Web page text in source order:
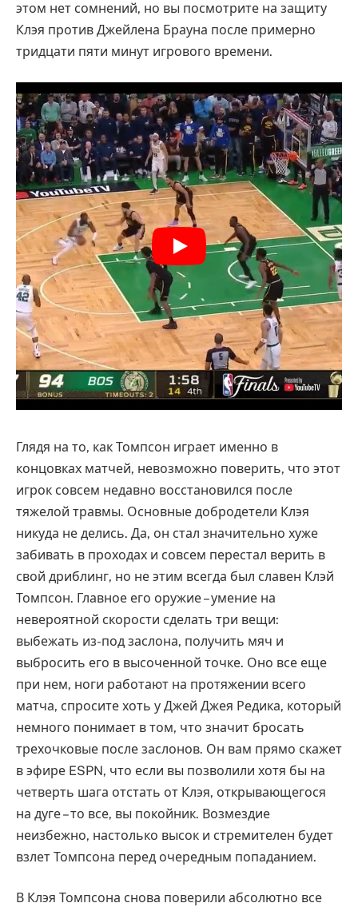
этом нет сомнений, но вы посмотрите на защиту
Клэя против Джейлена Брауна после примерно
тридцати пяти минут игрового времени.
Глядя на то, как Томпсон играет именно в
концовках матчей, невозможно поверить, что этот
игрок совсем недавно восстановился после
тяжелой травмы. Основные добродетели Клэя
никуда не делись. Да, он стал значительно хуже
забивать в проходах и совсем перестал верить в
свой дриблинг, но не этим всегда был славен Клэй
Томпсон. Главное его оружие – умение на
невероятной скорости сделать три вещи:
выбежать из-под заслона, получить мяч и
выбросить его в высоченной точке. Оно все еще
при нем, ноги работают на протяжении всего
матча, спросите хоть у Джей Джея Редика, который
немного понимает в том, что значит бросать
трехочковые после заслонов. Он вам прямо скажет
в эфире ESPN, что если вы позволили хотя бы на
четверть шага отстать от Клэя, открывающегося
на дуге – то все, вы покойник. Возмездие
неизбежно, настолько высок и стремителен будет
взлет Томпсона перед очередным попаданием.
В Клэя Томпсона снова поверили абсолютно все